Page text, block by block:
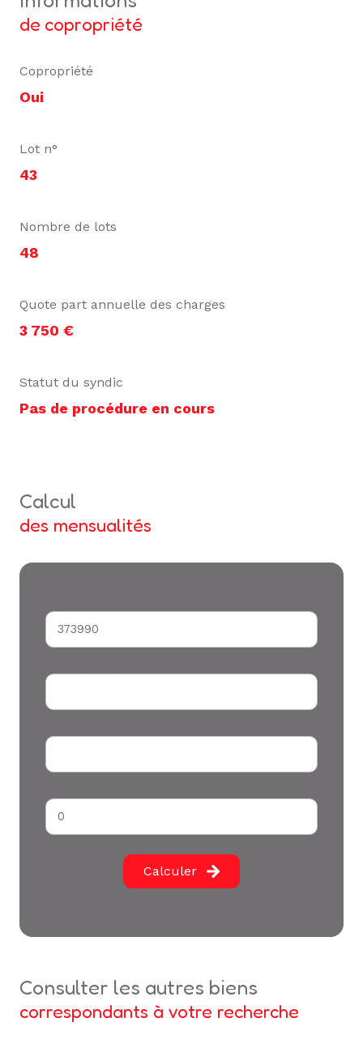
de copropriété
Copropriété
Oui
Lot n°
43
Nombre de lots
48
Quote part annuelle des charges
3 750 €
Statut du syndic
Pas de procédure en cours
calcul
des mensualités
Calculer
consulter les autres biens
correspondants à votre recherche